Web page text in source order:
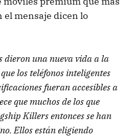
el mensaje dicen lo
dieron una nueva vida a la
los teléfonos inteligentes
fueran accesibles a
que muchos de los que
Killers entonces se han
Ellos están eligiendo